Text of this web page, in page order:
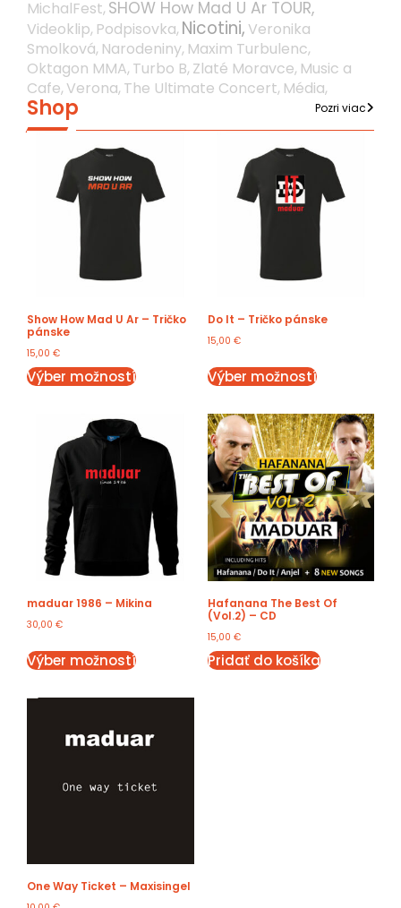
MichalFest, SHOW How Mad U Ar TOUR,
Videoklip, Podpisovka, Nicotini, Veronika
Smolková, Narodeniny, Maxim Turbulenc,
Oktagon MMA, Turbo B, Zlaté Moravce, Music a
Cafe, Verona, The Ultimate Concert, Média,
Shop Pozri viac
Show How Mad U Ar – Tričko
pánske
15,00 €
Výber možností
Do It – Tričko pánske
15,00 €
Výber možností
maduar 1986 – Mikina
30,00 €
Výber možností
Hafanana The Best Of
(Vol.2) – CD
15,00 €
Pridať do košíka
One Way Ticket – Maxisingel